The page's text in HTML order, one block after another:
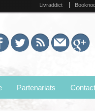
Livraddict
Partenariats Contact